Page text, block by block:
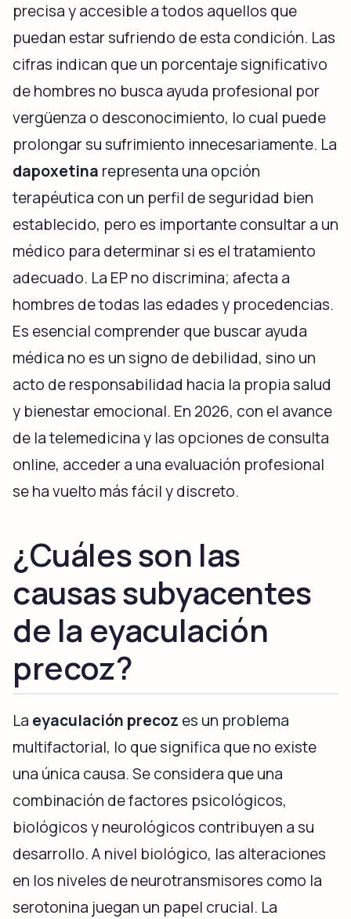
precisa y accesible a todos aquellos que
puedan estar sufriendo de esta condición. Las
cifras indican que un porcentaje significativo
de hombres no busca ayuda profesional por
vergüenza o desconocimiento, lo cual puede
prolongar su sufrimiento innecesariamente. La
dapoxetina representa una opción
terapéutica con un perfil de seguridad bien
establecido, pero es importante consultar a un
médico para determinar si es el tratamiento
adecuado. La EP no discrimina; afecta a
hombres de todas las edades y procedencias.
Es esencial comprender que buscar ayuda
médica no es un signo de debilidad, sino un
acto de responsabilidad hacia la propia salud
y bienestar emocional. En 2026, con el avance
de la telemedicina y las opciones de consulta
online, acceder a una evaluación profesional
se ha vuelto más fácil y discreto.
¿Cuáles son las
causas subyacentes
de la eyaculación
precoz?
La eyaculación precoz es un problema
multifactorial, lo que significa que no existe
una única causa. Se considera que una
combinación de factores psicológicos,
biológicos y neurológicos contribuyen a su
desarrollo. A nivel biológico, las alteraciones
en los niveles de neurotransmisores como la
serotonina juegan un papel crucial. La